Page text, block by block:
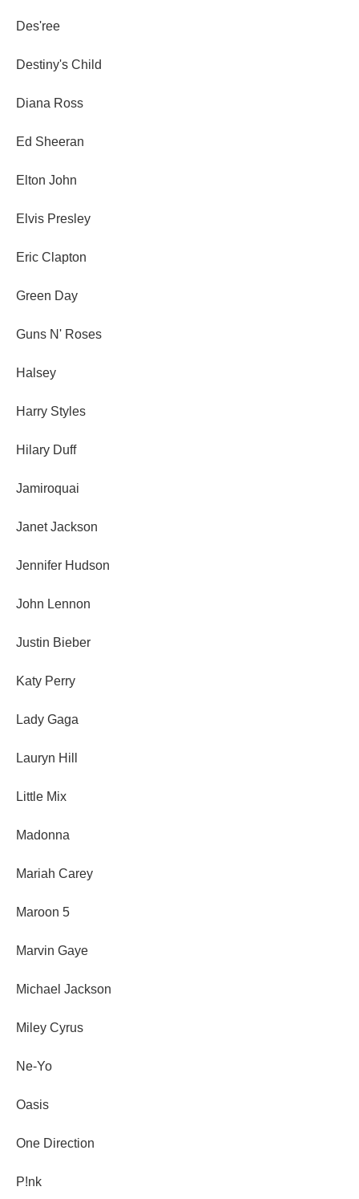
Des'ree
Destiny's Child
Diana Ross
Ed Sheeran
Elton John
Elvis Presley
Eric Clapton
Green Day
Guns N' Roses
Halsey
Harry Styles
Hilary Duff
Jamiroquai
Janet Jackson
Jennifer Hudson
John Lennon
Justin Bieber
Katy Perry
Lady Gaga
Lauryn Hill
Little Mix
Madonna
Mariah Carey
Maroon 5
Marvin Gaye
Michael Jackson
Miley Cyrus
Ne-Yo
Oasis
One Direction
P!nk